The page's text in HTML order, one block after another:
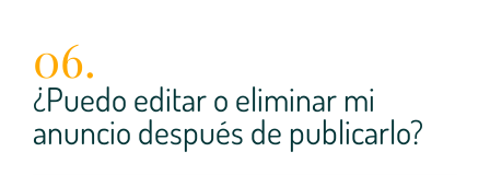
06.
¿Puedo editar o eliminar mi
anuncio después de publicarlo?